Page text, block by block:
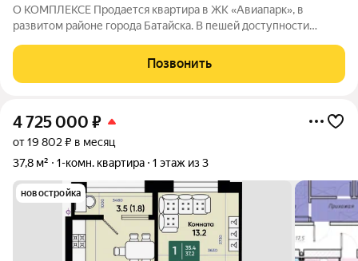
О КОМПЛЕКСЕ Продается квартира в ЖК «Авиапарк», в
развитом районе города Батайска. В пешей доступности
продуктовый рынок, остановка общественного транспорта.
Этажность домов: 9 этажей Срок сдачи
Позвонить
4 725 000 ₽
от 19 802 ₽ в месяц
37,8 м²
1-комн. квартира 1 этаж из 3
новостройка